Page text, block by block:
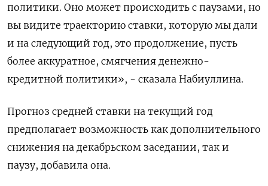
политики. Оно может происходить с паузами, но
вы видите траекторию ставки, которую мы дали
и на следующий год, это продолжение, пусть
более аккуратное, смягчения денежно-
кредитной политики», - сказала Набиуллина.
Прогноз средней ставки на текущий год
предполагает возможность как дополнительного
снижения на декабрьском заседании, так и
паузу, добавила она.